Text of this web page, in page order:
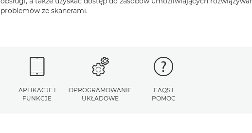
problemów ze skanerami.
APLIKACJE I
FUNKCJE
OPROGRAMOWANIE
UKŁADOWE
FAQS I
POMOC